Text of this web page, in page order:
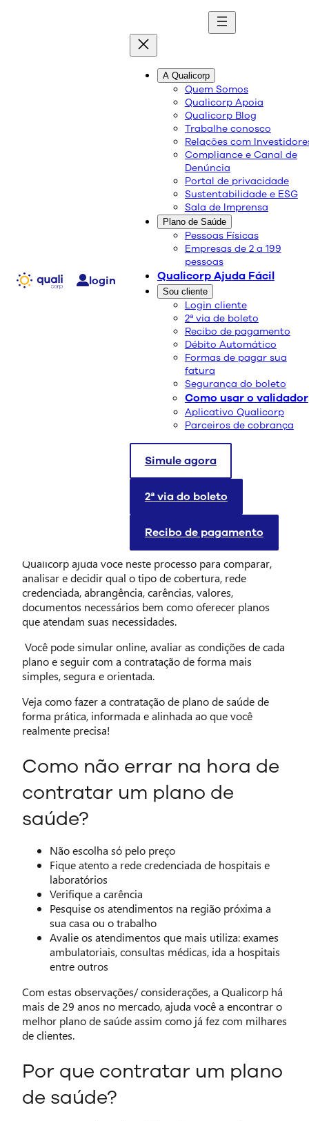
login
A Qualicorp
Quem Somos
Qualicorp Apoia
Qualicorp Blog
Trabalhe conosco
Relações com
Compliance e Canal de
Denúncia
Portal de privacidade
Sustentabilidade e ESG
Sala de Imprensa
Plano de Saúde
Pessoas Físicas
Empresas de 2 a 199
pessoas
Qualicorp Ajuda Fácil
Sou cliente
Login cliente
2ª via de boleto
Recibo de pagamento
Débito Automático
Formas de pagar sua
fatura
Segurança do boleto
Como usar o validador
Aplicativo Qualicorp
Parceiros de cobrança
Simule agora
2ª via do boleto
Recibo de pagamento
blog
Conteúdo de qualidade e as melhores soluções
Como contratar um plano
de saúde: guia completo e
passo a passo
16/06/2026
Compartilhe:
como contratar um plano de saúde pode gerar
dúvidas: qual tipo escolher, quanto custa e quais
documentos são necessários? Neste guia, você entende
Contratar um plano de saúdeexige atenção e a
Qualicorp ajuda você neste processo para comparar,
analisar e decidir qual o tipo de cobertura, rede
credenciada, abrangência, carências, valores,
documentos necessários bem como oferecer planos
que atendam suas necessidades.
Você pode simular online, avaliar as condições de cada
plano e seguir com a contratação de forma mais
simples, segura e orientada.
Veja como fazer a contratação de plano de saúde de
forma prática, informada e alinhada ao que você
realmente precisa!
Como não errar na hora de
contratar um plano de
saúde?
Não escolha só pelo preço
Fique atento a rede credenciada de hospitais e
laboratórios
Verifique a carência
Pesquise os atendimentos na região próxima a
sua casa ou o trabalho
Avalie os atendimentos que mais utiliza: exames
ambulatoriais, consultas médicas, ida a hospitais
entre outros
Com estas observações/ considerações, a Qualicorp há
mais de 29 anos no mercado, ajuda você a encontrar o
melhor plano de saúde assim como já fez com milhares
de clientes.
Por que contratar um plano
de saúde?